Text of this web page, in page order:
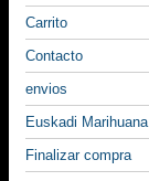
Carrito
Contacto
envios
Euskadi Marihuana
Finalizar compra